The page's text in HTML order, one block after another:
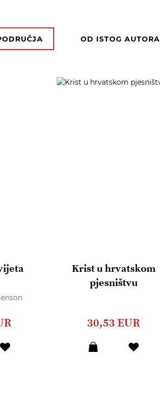
OD ISTOG AUTORA
Krist u hrvatskom
pjesništvu
30,53 EUR